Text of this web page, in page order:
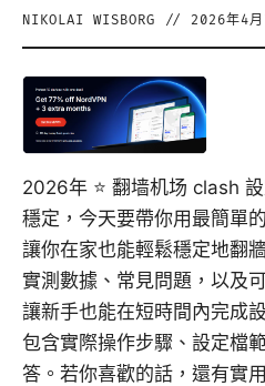
NIKOLAI WISBORG // 2026年4月
2026年 ⭐ 翻墙机场 clash
穩定，今天要帶你用最簡單
讓你在家也能輕鬆穩定地翻
實測數據、常見問題，以及
讓新手也能在短時間內完成
包含實際操作步驟、設定檔
答。若你喜歡的話，還有實